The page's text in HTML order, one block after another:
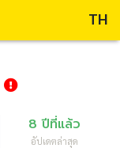
TH
8 ปีที่แล้ว
อัปเดตล่าสุด